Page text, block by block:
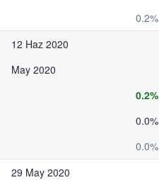
0.2%
12 Haz 2020
May 2020
0.2%
0.0%
0.0%
29 May 2020